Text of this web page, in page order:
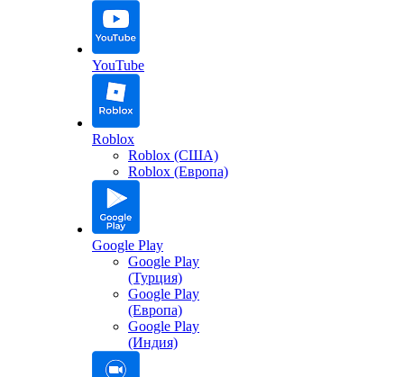
YouTube
Roblox
Roblox (США)
Roblox (Европа)
Google Play
Google Play
(Турция)
Google Play
(Европа)
Google Play
(Индия)